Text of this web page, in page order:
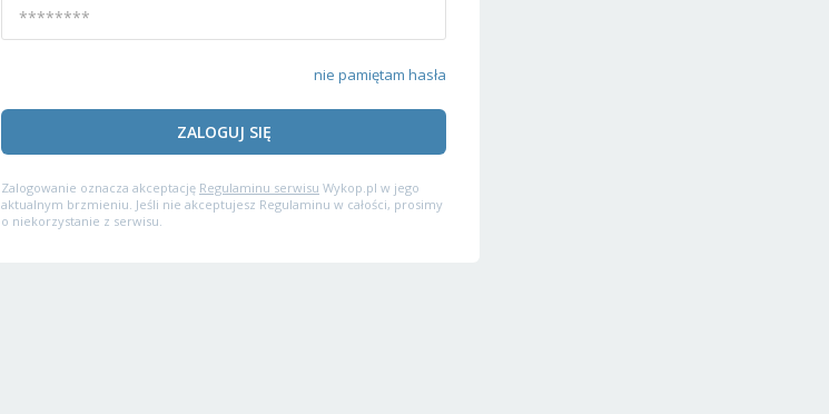
nie pamiętam hasła
ZALOGUJ SIĘ
Zalogowanie oznacza akceptację Regulaminu serwisu Wykop.pl w jego
aktualnym brzmieniu. Jeśli nie akceptujesz Regulaminu w całości, prosimy
o niekorzystanie z serwisu.